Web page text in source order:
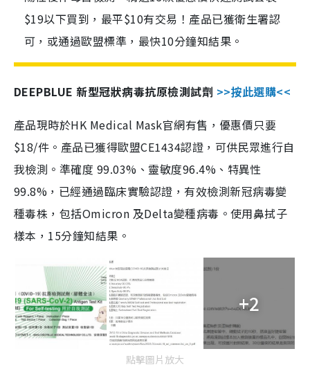
$19以下買到，最平$10有交易！產品已獲衛生署認
可，或通過歐盟標準，最快10分鐘知結果。
DEEPBLUE 新型冠狀病毒抗原檢測試劑 >>按此選購<<
產品現時於HK Medical Mask官網有售，優惠價只要
$18/件。產品已獲得歐盟CE1434認證，可供民眾進行自
我檢測。準確度 99.03%、靈敏度96.4%、特異性
99.8%，已經通過臨床實驗認證，有效檢測新冠病毒變
種毒株，包括Omicron 及Delta變種病毒。使用鼻拭子
樣本，15分鐘知結果。
+2
點擊圖片放大